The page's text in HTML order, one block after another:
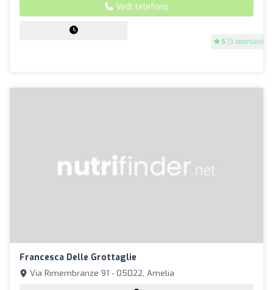
5 (3 recensioni)
Vedi telefono
Francesca Delle Grottaglie
Via Rimembranze 91 - 05022, Amelia